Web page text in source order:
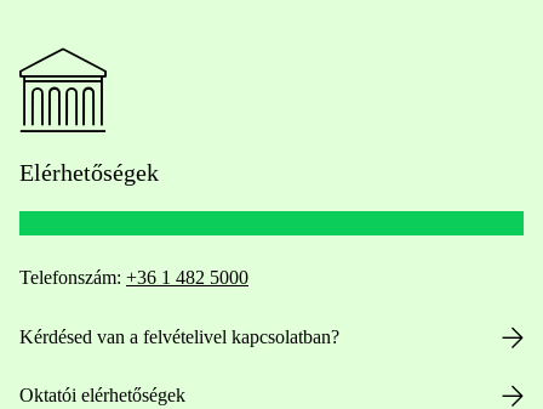
Elérhetőségek
Telefonszám: +36 1 482 5000
Kérdésed van a felvételivel kapcsolatban?
Oktatói elérhetőségek